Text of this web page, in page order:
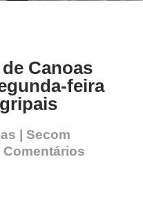
Canoas
feira
| Secom
Comentários